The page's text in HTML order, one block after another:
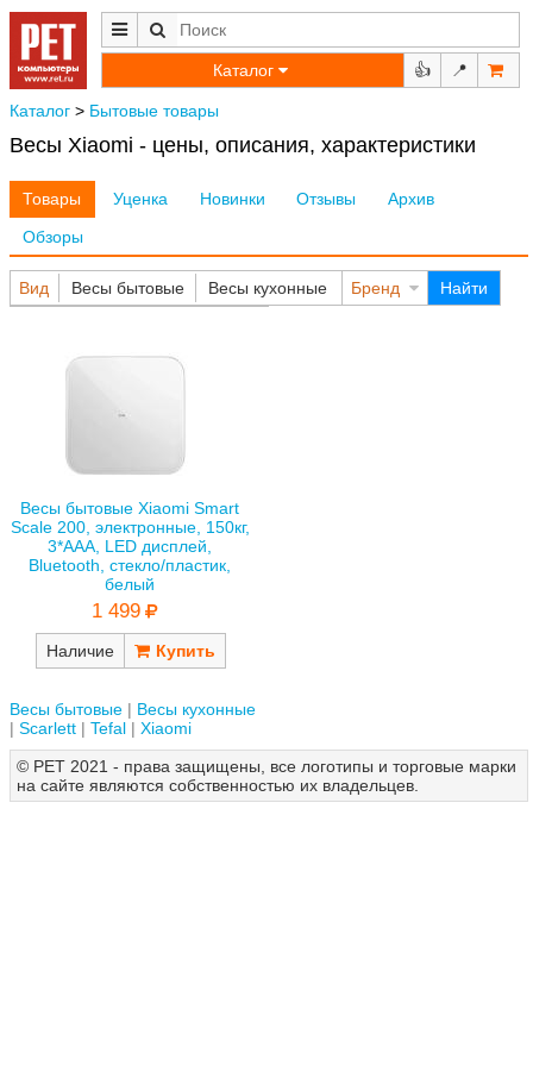
Каталог 👍 📍
Каталог > Бытовые товары
Весы Xiaomi - цены, описания, характеристики
Товары Уценка Новинки Отзывы
Архив
Обзоры
Вид Весы бытовые Весы кухонные Бренд Найти
Весы бытовые Xiaomi Smart
Scale 200, электронные, 150кг,
3*AAA, LED дисплей,
Bluetooth, стекло/пластик,
белый
1 499
Наличие
Весы бытовые
Весы кухонные
Scarlett
Tefal
Xiaomi
© РЕТ 2021 - права защищены, все логотипы и торговые марки
на сайте являются собственностью их владельцев.